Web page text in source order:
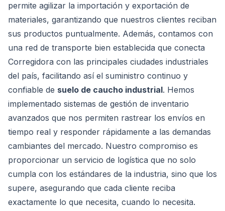
permite agilizar la importación y exportación de
materiales, garantizando que nuestros clientes reciban
sus productos puntualmente. Además, contamos con
una red de transporte bien establecida que conecta
Corregidora con las principales ciudades industriales
del país, facilitando así el suministro continuo y
confiable de suelo de caucho industrial. Hemos
implementado sistemas de gestión de inventario
avanzados que nos permiten rastrear los envíos en
tiempo real y responder rápidamente a las demandas
cambiantes del mercado. Nuestro compromiso es
proporcionar un servicio de logística que no solo
cumpla con los estándares de la industria, sino que los
supere, asegurando que cada cliente reciba
exactamente lo que necesita, cuando lo necesita.